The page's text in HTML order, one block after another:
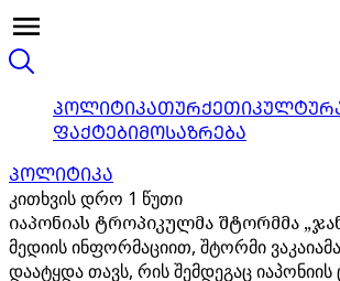
ᲞᲝᲚᲘᲢᲘᲙᲐᲗᲣᲠᲥᲔᲗᲘ
ᲤᲐᲥᲢᲔᲑᲘᲛᲝᲡᲐᲖᲠᲔᲑᲐ
ᲞᲝᲚᲘᲢᲘᲙᲐ
კითხვის დრო 1 წუთი
იაპონიას ტროპიკულმა შტორმმა
მედიის ინფორმაციით, შტორმი
დაატყდა თავს, რის შემდეგაც